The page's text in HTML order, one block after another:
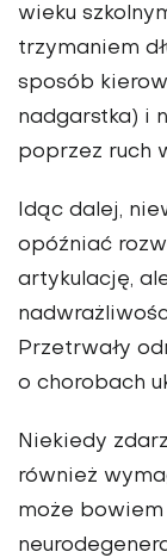
wieku
trzymaniem
sposób
nadgarstka) i
poprzez ruch
Idąc dalej,
opóźniać
artykulację,
Przetrwały
o chorobach
Niekiedy
również
może bowiem